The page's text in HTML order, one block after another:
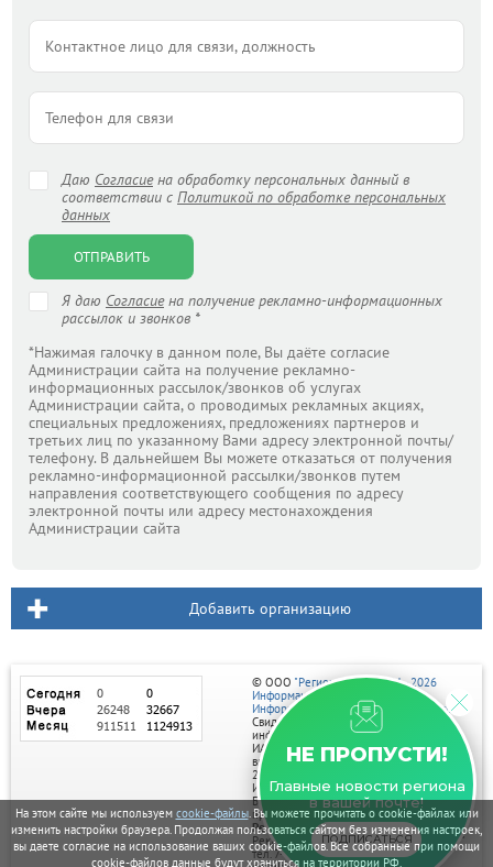
На этом сайте мы используем cookie-файлы. Вы можете прочитать о cookie-файлах или
изменить настройки браузера. Продолжая пользоваться сайтом без изменения настроек,
вы даете согласие на использование ваших cookie-файлов. Все собранные при помощи
cookie-файлов данные будут храниться на территории РФ.
Даю Согласиена обработку персональных данный в
соответствии с Политикой по обработке персональных
данных
ОТПРАВИТЬ
Я даю Согласиена получение рекламно-информационных
рассылок и звонков *
*Нажимая галочку в данном поле, Вы даёте согласие
Администрации сайта на получение рекламно-
информационных рассылок/звонков об услугах
Администрации сайта, о проводимых рекламных акциях,
специальных предложениях, предложениях партнеров и
третьих лиц по указанному Вами адресу электронной почты/
телефону. В дальнейшем Вы можете отказаться от получения
рекламно-информационной рассылки/звонков путем
направления соответствующего сообщения по адресу
электронной почты или адресу местонахождения
Администрации сайта
Добавить организацию
НЕ ПРОПУСТИ!
Главные новости региона
в вашей почте!
ПОДПИСАТЬСЯ
© ООО "Регион центр" 2004 - 2026
Информационное наполнение:
Информационное агентство vRossii.ru
Свидетельство о регистрации СМИ
информационного агентства vRossii.ru
ИА № ФС 77‑35502
выдано РОСКОМНАДЗОРом 04 марта
2009г.
И. О. Главного редактора Нарыков А. Н.
Баннеры на портале размещаются на
правах рекламы.
Реклама на портале:
Рекламное агентство "Умный маркетинг"
тел. 7-910-267-70-40,